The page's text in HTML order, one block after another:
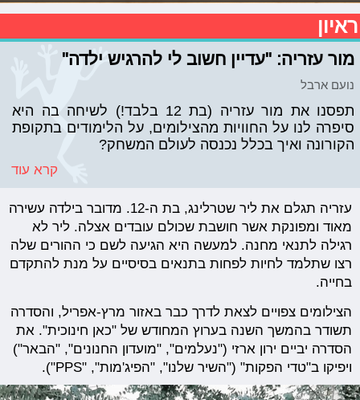
ראיון
מור עזריה: "עדיין חשוב לי להרגיש ילדה"
נועם ארבל
תפסנו את מור עזריה (בת 12 בלבד!) לשיחה בה היא
סיפרה לנו על החוויות מהצילומים, על הלימודים בתקופת
הקורונה ואיך בכלל נכנסה לעולם המשחק?
קרא עוד
עזריה תגלם את ליר שטרלינג, בת ה-12. מדובר בילדה עשירה
מאוד ומפונקת אשר חושבת שכולם עובדים אצלה. ליר לא
רגילה לתנאי מחנה. למעשה היא הגיעה לשם כי ההורים שלה
רצו שתלמד לחיות לפחות בתנאים בסיסיים על מנת להתקדם
בחייה.
הצילומים צפויים לצאת לדרך כבר באזור מרץ-אפריל, והסדרה
תשודר בהמשך השנה בערוץ המחודש של "כאן חינוכית". את
הסדרה יביים ירון ארזי ("נעלמים", "מועדון החנונים", "הבאר")
ויפיקו ב"טדי הפקות" ("השיר שלנו", "הפיג'מות", "PPS").